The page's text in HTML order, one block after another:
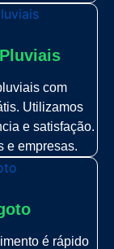
com
Utilizamos
e satisfação.
e empresas.
é rápido